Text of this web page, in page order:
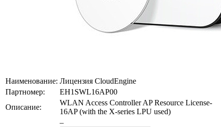
Наименование: Лицензия CloudEngine
Партномер:
EH1SWL16AP00
Описание:
WLAN Access Controller AP Resource License-
16AP (with the X-series LPU used)
–